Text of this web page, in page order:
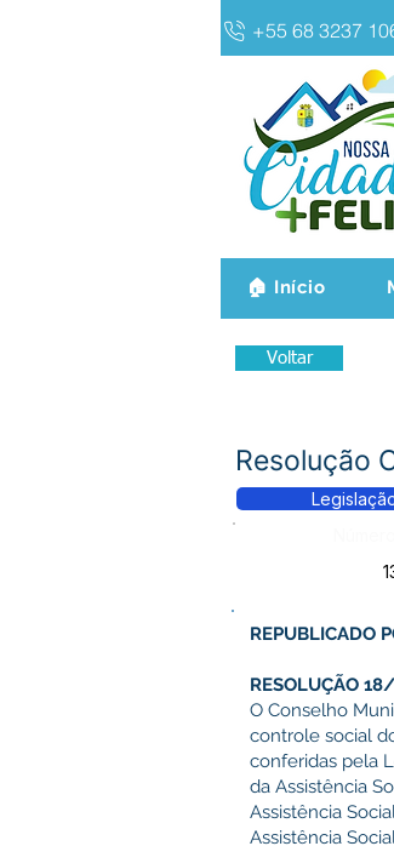
+55 68 3237
🏠 Início
Voltar
Resolução
REPUBLICADO
RESOLUÇÃO
O Conselho
controle social
conferidas pela
da Assistência
Assistência
Assistência